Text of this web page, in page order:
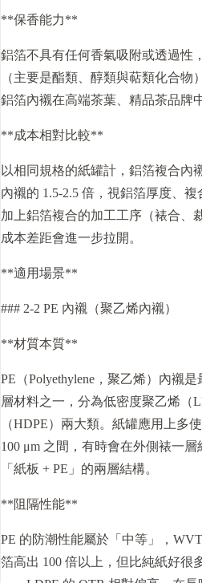
**保香能力**
鋁箔不具有任何香氣吸附或透過性
（主要是酯類、醇類與萜類化合物
鋁箔內襯在高端茶葉、精品茶品牌
**成本相對比較**
以相同規格的紙罐計，鋁箔複合內
內襯的 1.5-2.5 倍，視鋁箔厚度、
加上鋁箔複合的加工工序（裱合、
成本差距會進一步拉開。
**適用場景**
### 2-2 PE 內襯（聚乙烯內襯）
**材質本質**
PE（Polyethylene，聚乙烯）內襯
層材料之一，分為低密度聚乙烯（
（HDPE）兩大類。紙罐應用上多
100 μm 之間，有時會在外側裱一
「紙板 + PE」的兩層結構。
**阻隔性能**
PE 的防潮性能屬於「中等」，
箔高出 100 倍以上，但比純紙好很